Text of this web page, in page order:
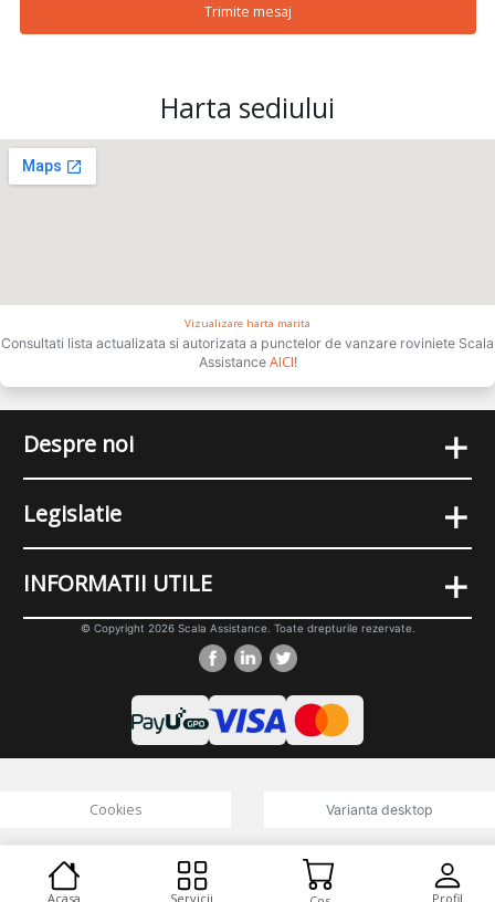
Trimite mesaj
Harta sediului
Vizualizare harta marita
Consultati lista actualizata si autorizata a punctelor de vanzare roviniete Scala
Assistance AICI!
Despre noi +
Legislatie +
INFORMATII UTILE +
© Copyright 2026 Scala Assistance. Toate drepturile rezervate.
Cookies Varianta desktop
Acasa Servicii Profil